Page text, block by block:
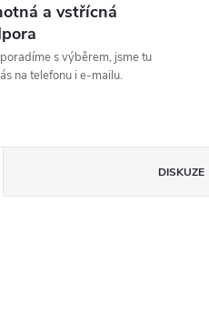
a vstřícná
s výběrem, jsme tu
na telefonu i e-mailu.
DISKUZE